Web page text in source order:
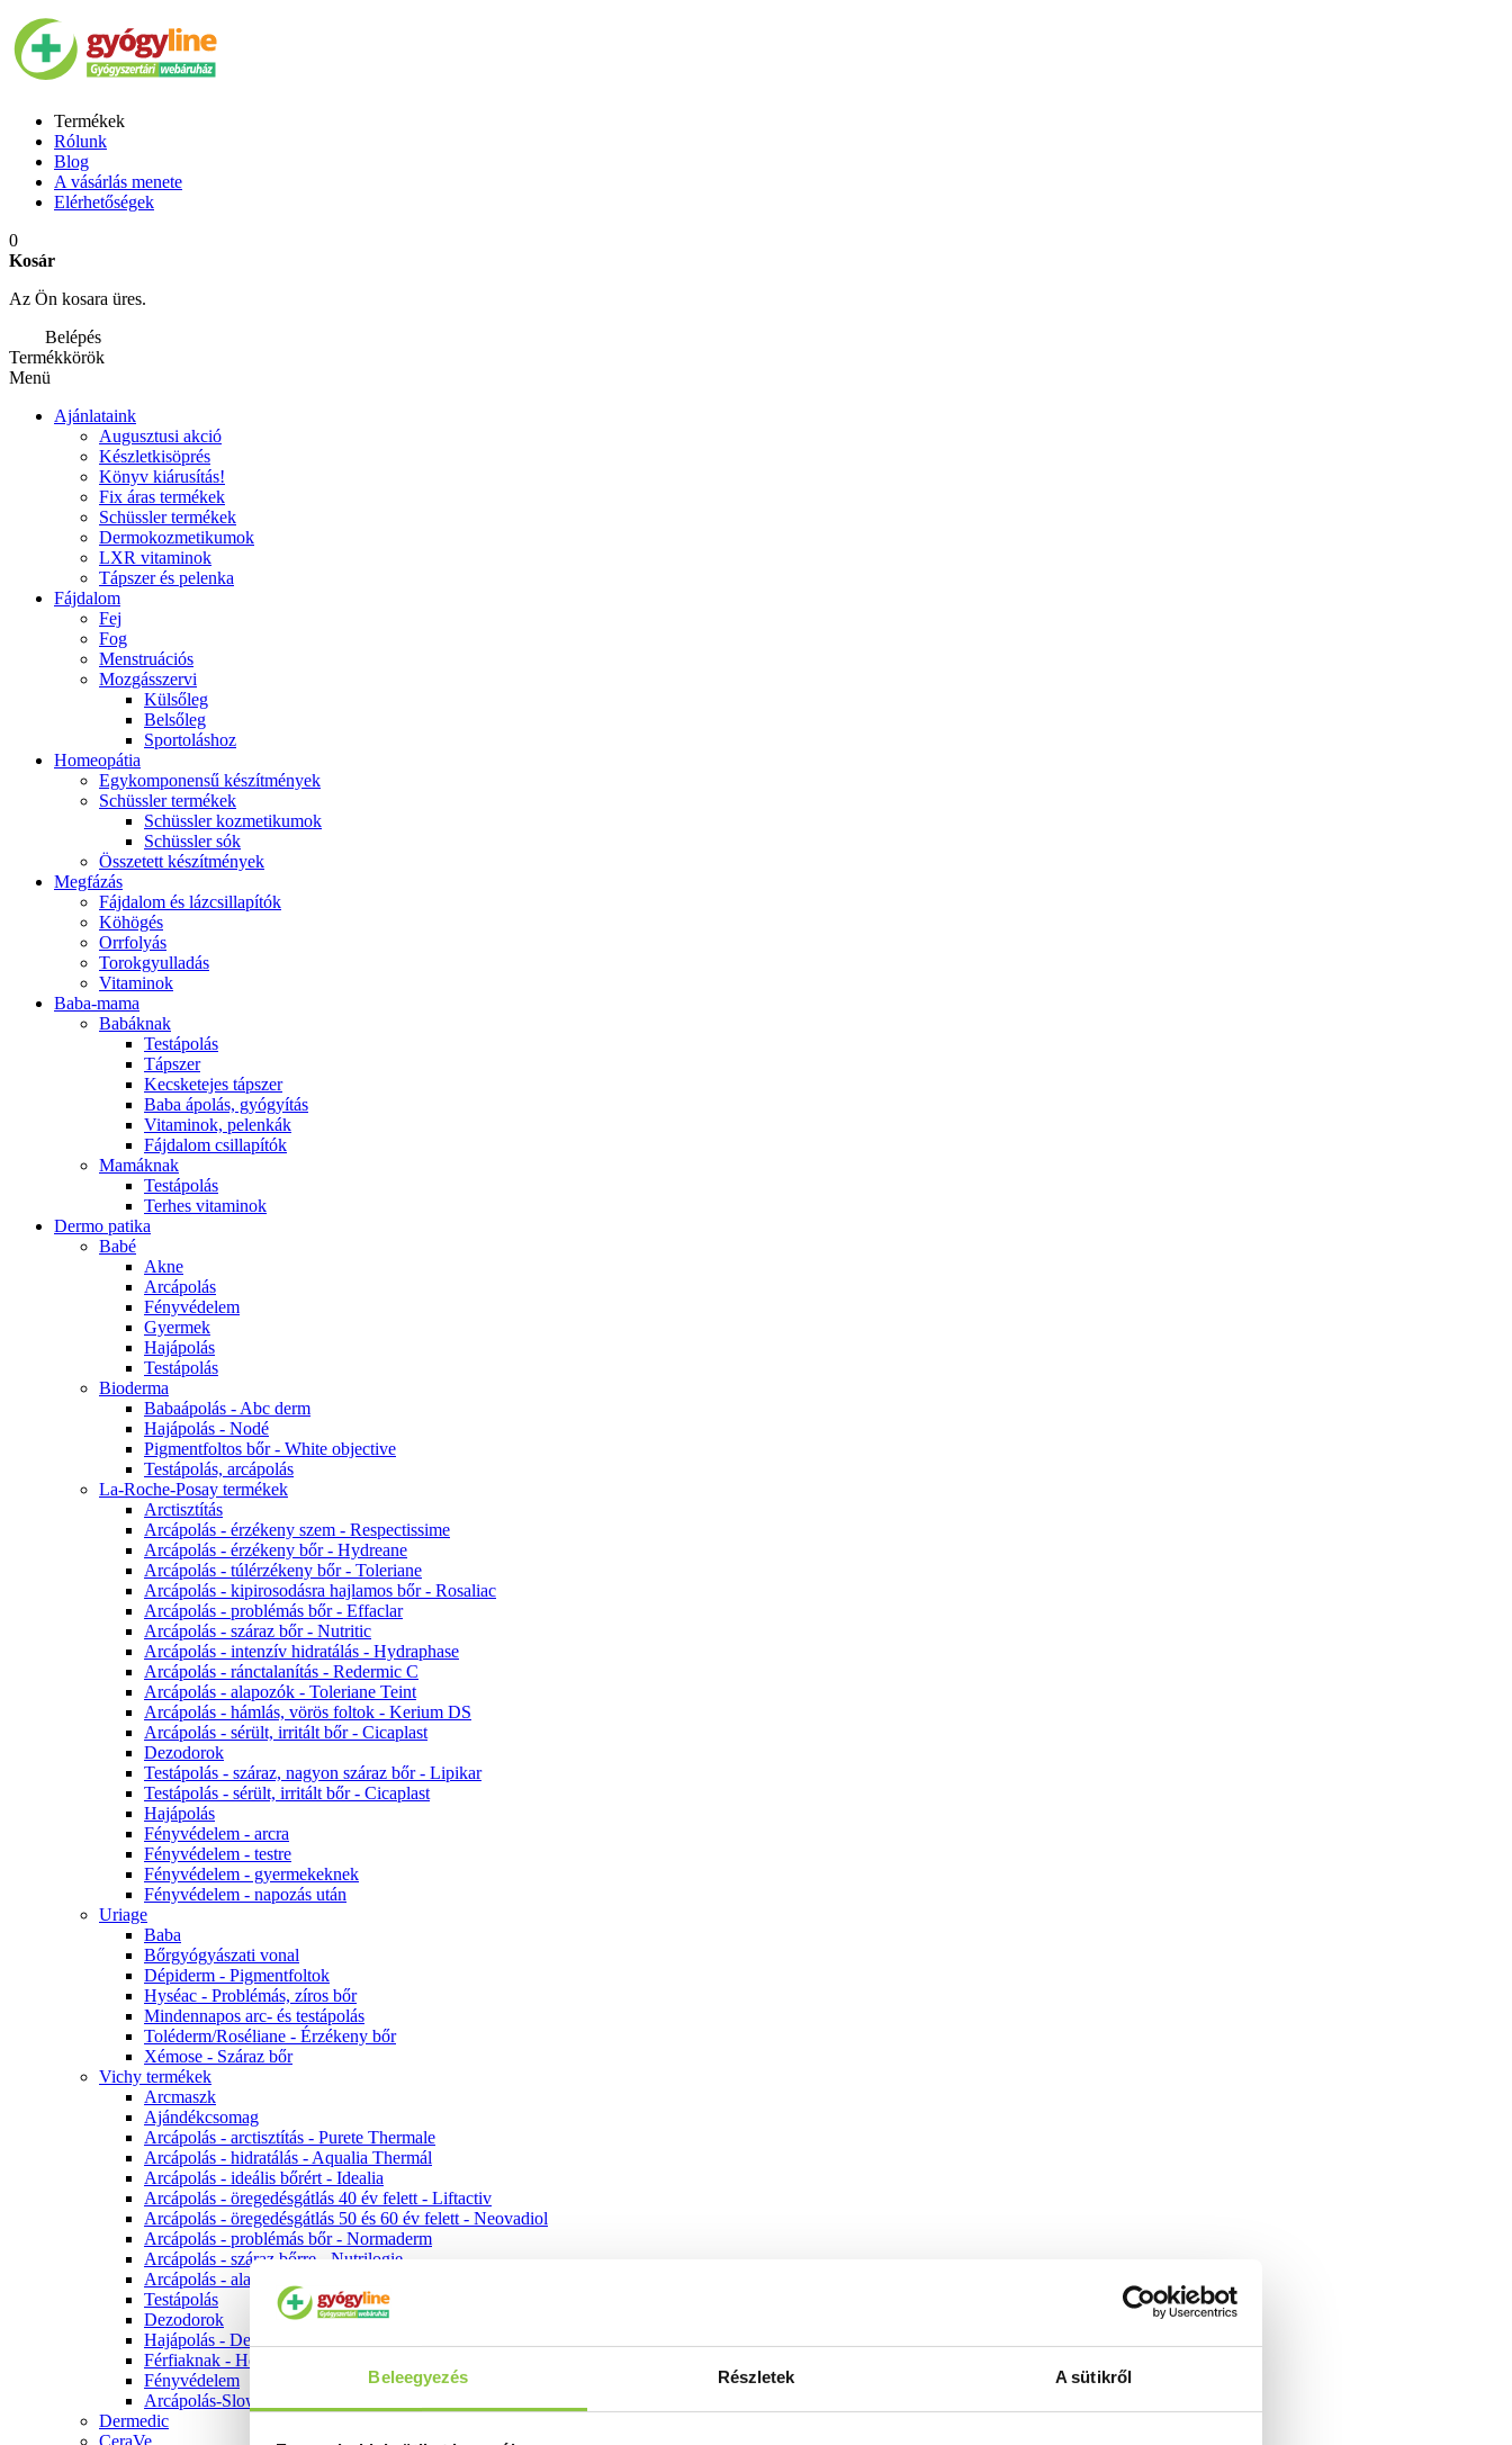
Beleegyezés Részletek A sütikről
Termékek
Rólunk
Blog
A vásárlás menete
Elérhetőségek
0
Kosár
Az Ön kosara üres.
Belépés
Termékkörök
Menü
Ajánlataink
Augusztusi akció
Készletkisöprés
Könyv kiárusítás!
Fix áras termékek
Schüssler termékek
Dermokozmetikumok
LXR vitaminok
Tápszer és pelenka
Fájdalom
Fej
Fog
Menstruációs
Mozgásszervi
Külsőleg
Belsőleg
Sportoláshoz
Homeopátia
Egykomponensű készítmények
Schüssler termékek
Schüssler kozmetikumok
Schüssler sók
Összetett készítmények
Megfázás
Fájdalom és lázcsillapítók
Köhögés
Orrfolyás
Torokgyulladás
Vitaminok
Baba-mama
Babáknak
Testápolás
Tápszer
Kecsketejes tápszer
Baba ápolás, gyógyítás
Vitaminok, pelenkák
Fájdalom csillapítók
Mamáknak
Testápolás
Terhes vitaminok
Dermo patika
Babé
Akne
Arcápolás
Fényvédelem
Gyermek
Hajápolás
Testápolás
Bioderma
Babaápolás - Abc derm
Hajápolás - Nodé
Pigmentfoltos bőr - White objective
Testápolás, arcápolás
La-Roche-Posay termékek
Arctisztítás
Arcápolás - érzékeny szem - Respectissime
Arcápolás - érzékeny bőr - Hydreane
Arcápolás - túlérzékeny bőr - Toleriane
Arcápolás - kipirosodásra hajlamos bőr - Rosaliac
Arcápolás - problémás bőr - Effaclar
Arcápolás - száraz bőr - Nutritic
Arcápolás - intenzív hidratálás - Hydraphase
Arcápolás - ránctalanítás - Redermic C
Arcápolás - alapozók - Toleriane Teint
Arcápolás - hámlás, vörös foltok - Kerium DS
Arcápolás - sérült, irritált bőr - Cicaplast
Dezodorok
Testápolás - száraz, nagyon száraz bőr - Lipikar
Testápolás - sérült, irritált bőr - Cicaplast
Hajápolás
Fényvédelem - arcra
Fényvédelem - testre
Fényvédelem - gyermekeknek
Fényvédelem - napozás után
Uriage
Baba
Bőrgyógyászati vonal
Dépiderm - Pigmentfoltok
Hyséac - Problémás, zíros bőr
Mindennapos arc- és testápolás
Toléderm/Roséliane - Érzékeny bőr
Xémose - Száraz bőr
Vichy termékek
Arcmaszk
Ajándékcsomag
Arcápolás - arctisztítás - Purete Thermale
Arcápolás - hidratálás - Aqualia Thermál
Arcápolás - ideális bőrért - Idealia
Arcápolás - öregedésgátlás 40 év felett - Liftactiv
Arcápolás - öregedésgátlás 50 és 60 év felett - Neovadiol
Arcápolás - problémás bőr - Normaderm
Arcápolás - száraz bőrre - Nutrilogie
Arcápolás - alapozók
Testápolás
Dezodorok
Hajápolás - Dercos
Férfiaknak - Homme
Fényvédelem
Arcápolás-Slow Age
Dermedic
CeraVe